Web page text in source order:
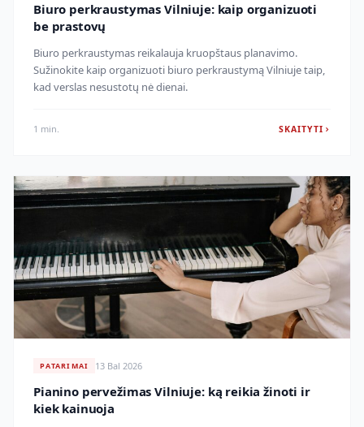
Biuro perkraustymas Vilniuje: kaip organizuoti
be prastovų
Biuro perkraustymas reikalauja kruopštaus planavimo.
Sužinokite kaip organizuoti biuro perkraustymą Vilniuje taip,
kad verslas nesustotų nė dienai.
1 min. SKAITYTI
PATARIMAI 13 Bal 2026
Pianino pervežimas Vilniuje: ką reikia žinoti ir
kiek kainuoja